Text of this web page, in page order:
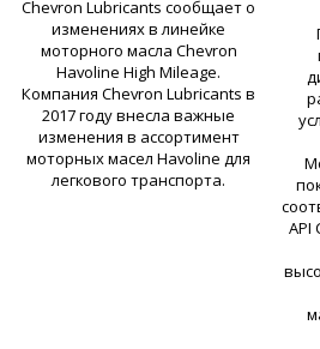
Сhevron Lubricants сообщает о
изменениях в линейке
моторного масла Chevron
Havoline High Mileage.
Компания Сhevron Lubricants в
2017 году внесла важные
изменения в ассортимент
моторных масел Havoline для
легкового транспорта.
API